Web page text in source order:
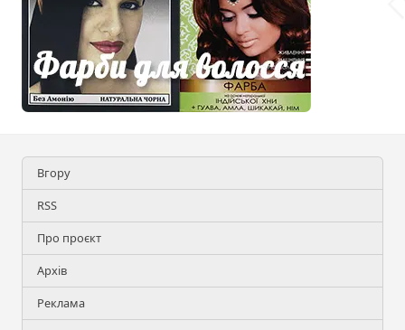
Вгору
RSS
Про проєкт
Архів
Реклама